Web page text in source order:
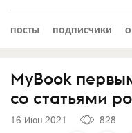
посты подписчики
MyBook
со статьями
16 Июн 2021
828